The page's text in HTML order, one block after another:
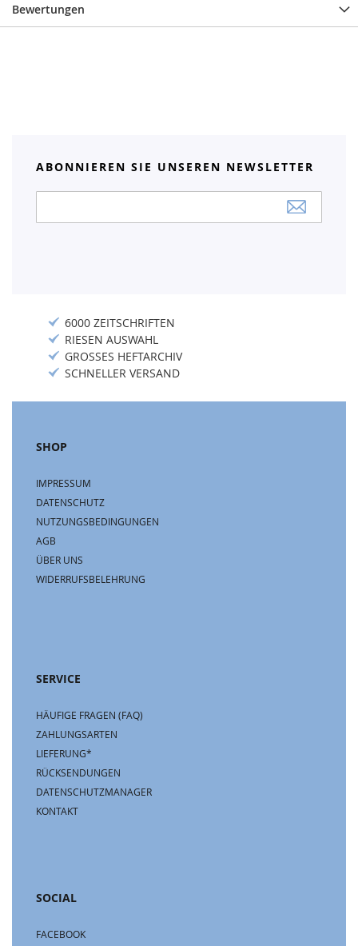
Bewertungen
ABONNIEREN SIE UNSEREN NEWSLETTER
Newsletter:
6000 ZEITSCHRIFTEN
RIESEN AUSWAHL
GROSSES HEFTARCHIV
SCHNELLER VERSAND
SHOP
IMPRESSUM
DATENSCHUTZ
NUTZUNGSBEDINGUNGEN
AGB
ÜBER UNS
WIDERRUFSBELEHRUNG
SERVICE
HÄUFIGE FRAGEN (FAQ)
ZAHLUNGSARTEN
LIEFERUNG*
RÜCKSENDUNGEN
DATENSCHUTZMANAGER
KONTAKT
SOCIAL
FACEBOOK